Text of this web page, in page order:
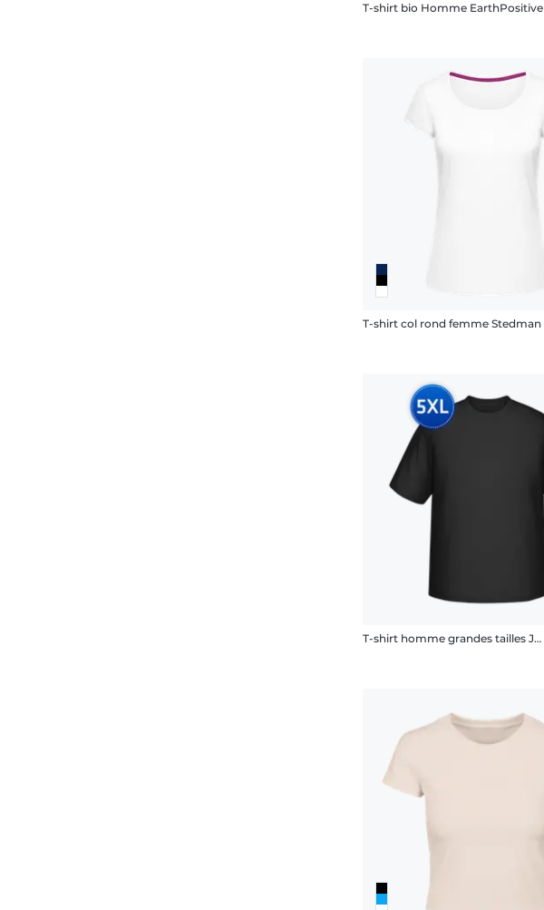
T-shirt bio Homme EarthPositive
T-shirt col rond femme Stedman
T-shirt homme grandes tailles James Nicholson